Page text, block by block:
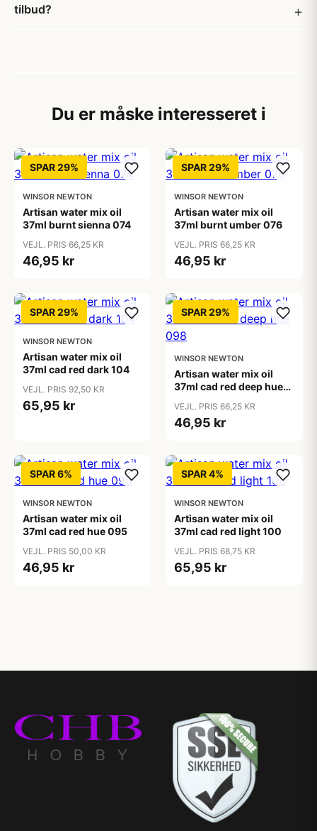
tilbud?
Du er måske interesseret i
SPAR 29%
WINSOR NEWTON
Artisan water mix oil
37ml burnt sienna 074
VEJL. PRIS 66,25 KR
46,95 kr
SPAR 29%
WINSOR NEWTON
Artisan water mix oil
37ml burnt umber 076
VEJL. PRIS 66,25 KR
46,95 kr
SPAR 29%
WINSOR NEWTON
Artisan water mix oil
37ml cad red dark 104
VEJL. PRIS 92,50 KR
65,95 kr
SPAR 29%
WINSOR NEWTON
Artisan water mix oil
37ml cad red deep hue
VEJL. PRIS 66,25 KR
46,95 kr
SPAR 6%
WINSOR NEWTON
Artisan water mix oil
37ml cad red hue 095
VEJL. PRIS 50,00 KR
46,95 kr
SPAR 4%
WINSOR NEWTON
Artisan water mix oil
37ml cad red light 100
VEJL. PRIS 68,75 KR
65,95 kr